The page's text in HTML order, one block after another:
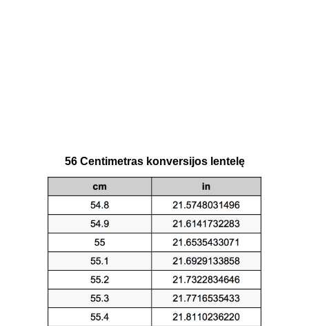
56 Centimetras konversijos lentelę